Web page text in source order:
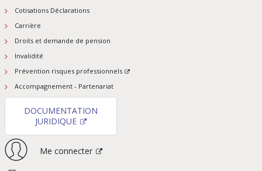
Cotisations Déclarations
Carrière
Droits et demande de pension
Invalidité
Prévention risques professionnels
Accompagnement - Partenariat
DOCUMENTATION
JURIDIQUE
Me connecter